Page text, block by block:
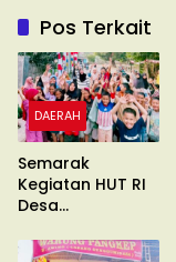
Pos Terkait
DAERAH
Semarak
Kegiatan HUT RI
Desa
Bajeng Barat